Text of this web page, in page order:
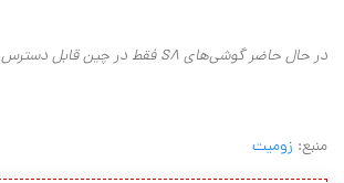
در حال حاضر گوشی‌های S8 فقط در چین قابل دسترس هستند.
منبع: زومیت